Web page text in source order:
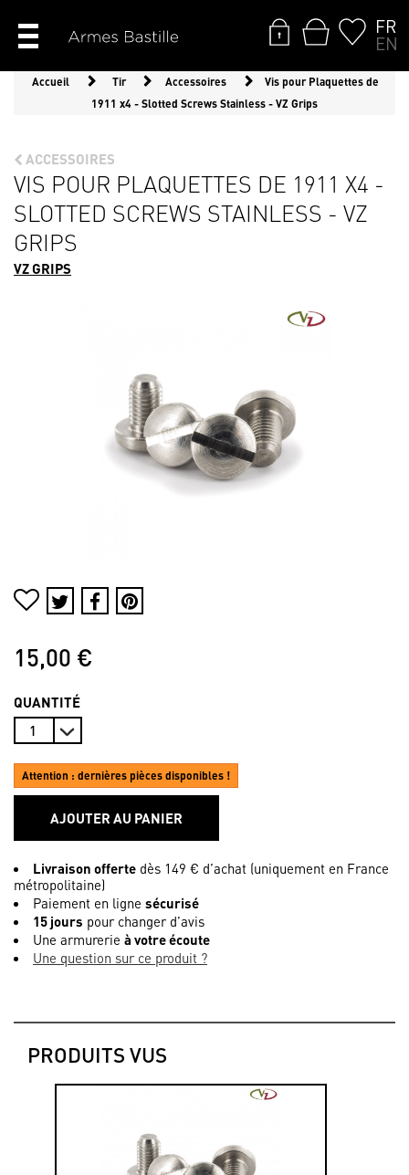
FR
EN
Accueil Tir Accessoires
Vis pour Plaquettes de
1911 x4 - Slotted Screws Stainless - VZ Grips
ACCESSOIRES
VIS POUR PLAQUETTES DE 1911 X4 -
SLOTTED SCREWS STAINLESS - VZ
GRIPS
VZ GRIPS
15,00 €
QUANTITÉ
Attention : dernières pièces disponibles !
AJOUTER AU PANIER
Livraison offerte dès 149 € d’achat (uniquement en France
métropolitaine)
Paiement en ligne sécurisé
15 jours pour changer d’avis
Une armurerie à votre écoute
Une question sur ce produit ?
PRODUITS VUS